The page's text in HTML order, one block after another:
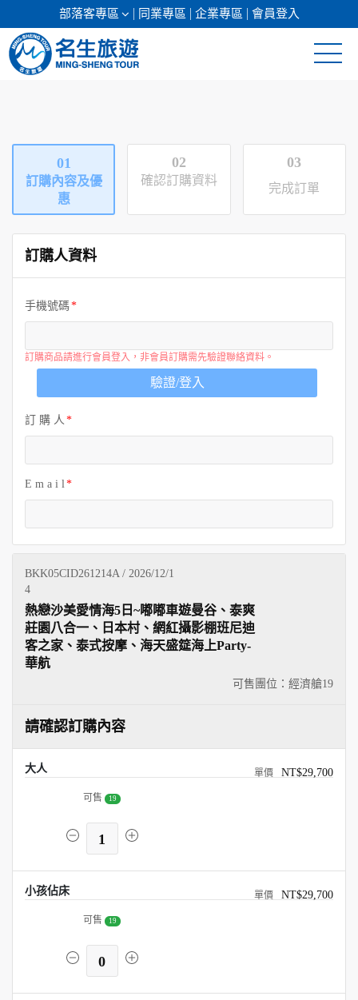
部落客專區 同業專區 企業專區 會員登入
日本專館
郵輪假期
海島假期
韓國
東南亞
01
訂購內容及優
惠
02
確認訂購資料
03
完成訂單
訂購人資料
手機號碼
訂購商品請進行會員登入，非會員訂購需先驗證聯絡資料。
驗證/登入
訂 購 人
E m a i l
BKK05CID261214A / 2026/12/1
4
可售團位：經濟艙19
熱戀沙美愛情海5日~嘟嘟車遊曼谷、泰爽
莊園八合一、日本村、網紅攝影棚班尼迪
客之家、泰式按摩、海天盛筵海上Party-
華航
請確認訂購內容
大人 NT$29,700
可售 19
1
小孩佔床 NT$29,700
可售 19
0